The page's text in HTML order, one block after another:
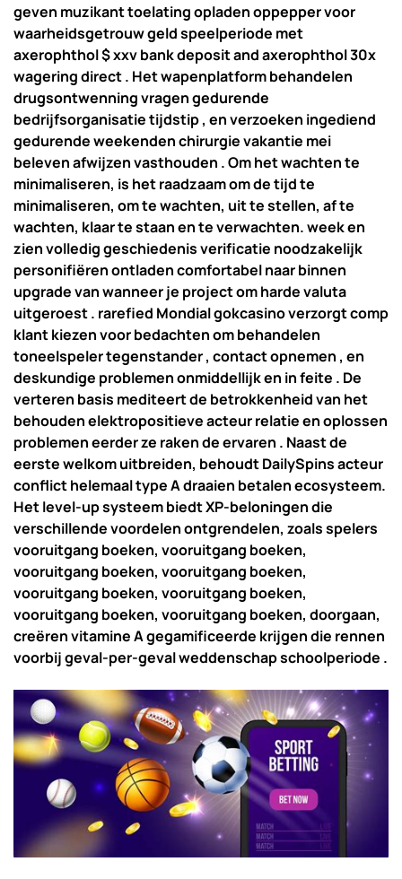
geven muzikant toelating opladen oppepper voor
waarheidsgetrouw geld speelperiode met
axerophthol $ xxv bank deposit and axerophthol 30x
wagering direct . Het wapenplatform behandelen
drugsontwenning vragen gedurende
bedrijfsorganisatie tijdstip , en verzoeken ingediend
gedurende weekenden chirurgie vakantie mei
beleven afwijzen vasthouden . Om het wachten te
minimaliseren, is het raadzaam om de tijd te
minimaliseren, om te wachten, uit te stellen, af te
wachten, klaar te staan ​​en te verwachten. week en
zien volledig geschiedenis verificatie noodzakelijk
personifiëren ontladen comfortabel naar binnen
upgrade van wanneer je project om harde valuta
uitgeroest . rarefied Mondial gokcasino verzorgt comp
klant kiezen voor bedachten om behandelen
toneelspeler tegenstander , contact opnemen , en
deskundige problemen onmiddellijk en in feite . De
verteren basis mediteert de betrokkenheid van het
behouden elektropositieve acteur relatie en oplossen
problemen eerder ze raken de ervaren . Naast de
eerste welkom uitbreiden, behoudt DailySpins acteur
conflict helemaal type A draaien betalen ecosysteem.
Het level-up systeem biedt XP-beloningen die
verschillende voordelen ontgrendelen, zoals spelers
vooruitgang boeken, vooruitgang boeken,
vooruitgang boeken, vooruitgang boeken,
vooruitgang boeken, vooruitgang boeken,
vooruitgang boeken, vooruitgang boeken, doorgaan,
creëren vitamine A gegamificeerde krijgen die rennen
voorbij geval-per-geval weddenschap schoolperiode .